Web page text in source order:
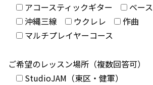
アコースティックギター
ベース
沖縄三線
ウクレレ
作曲
マルチプレイヤーコース
ご希望のレッスン場所（複数回答可）
StudioJAM（東区・健軍）